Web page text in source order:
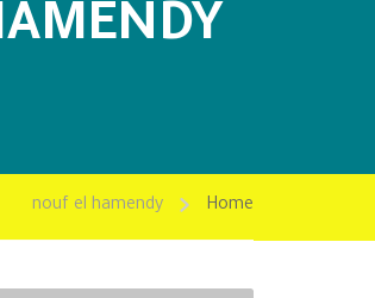
Home
nouf el hamendy